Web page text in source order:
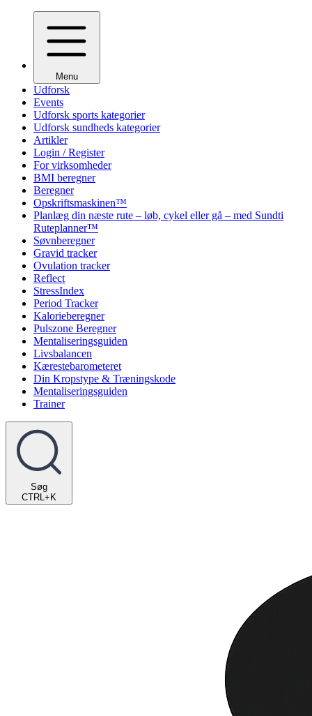
Menu
Udforsk
Events
Udforsk sports kategorier
Udforsk sundheds kategorier
Artikler
Login / Register
For virksomheder
BMI beregner
Beregner
Opskriftsmaskinen™
Planlæg din næste rute – løb, cykel eller gå – med Sundti
Ruteplanner™
Søvnberegner
Gravid tracker
Ovulation tracker
Reflect
StressIndex
Period Tracker
Kalorieberegner
Pulszone Beregner
Mentaliseringsguiden
Livsbalancen
Kærestebarometeret
Din Kropstype & Træningskode
Mentaliseringsguiden
Trainer
Søg
CTRL+K